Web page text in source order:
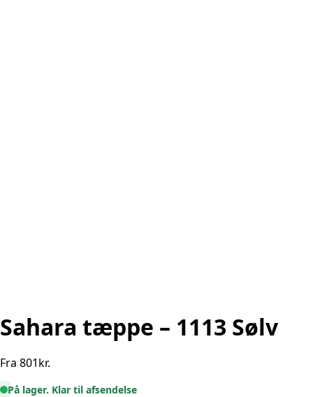
Sahara tæppe – 1113 Sølv
Fra 801kr.
På lager. Klar til afsendelse